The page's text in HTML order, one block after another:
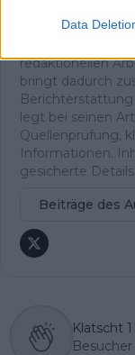
Data
dokumentieren
redaktionellen
bringt dadurch
Berichterstattung
legt bei seinen
Quellenprüfung,
Informationen.
gesicherte
Beiträge des
Klatscht 1
Besucher